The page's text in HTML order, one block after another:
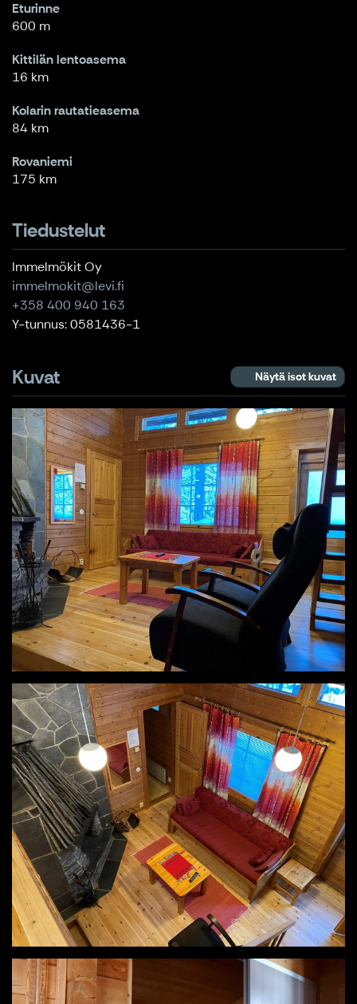
Eturinne
600 m
Kittilän lentoasema
16 km
Kolarin rautatieasema
84 km
Rovaniemi
175 km
Tiedustelut
Immelmökit Oy
immelmokit@levi.fi
+358 400 940 163
Y-tunnus: 0581436-1
Kuvat Näytä isot kuvat